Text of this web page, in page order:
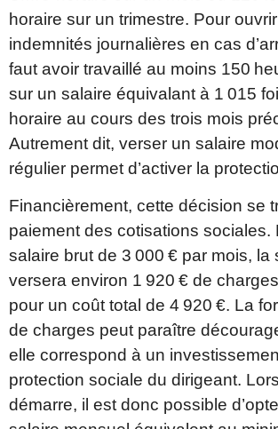
horaire sur un trimestre. Pour
indemnités journalières en cas
faut avoir travaillé au moins 150
sur un salaire équivalant à 1 015
horaire au cours des trois mois
Autrement dit, verser un salaire
régulier permet d’activer la
Financièrement, cette décision se
paiement des cotisations sociales.
salaire brut de 3 000 € par mois, la
versera environ 1 920 € de
pour un coût total de 4 920 €. La
de charges peut paraître
elle correspond à un
protection sociale du dirigeant.
démarre, il est donc possible